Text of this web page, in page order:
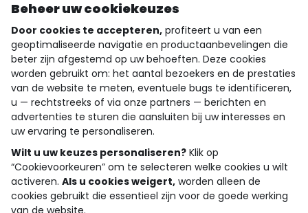
Ontdek onze applicatie
wie zijn we?
hulp nodig
loyalty club
onze catalogus
Algemene verkoop en gebruiksvoorwaarden
Beheer uw cookiekeuzes
Door cookies te accepteren, profiteert u van een
geoptimaliseerde navigatie en productaanbevelingen die
beter zijn afgestemd op uw behoeften. Deze cookies
worden gebruikt om: het aantal bezoekers en de prestaties
van de website te meten, eventuele bugs te identificeren,
u — rechtstreeks of via onze partners — berichten en
advertenties te sturen die aansluiten bij uw interesses en
uw ervaring te personaliseren.
Wilt u uw keuzes personaliseren? Klik op
“Cookievoorkeuren” om te selecteren welke cookies u wilt
activeren. Als u cookies weigert, worden alleen de
cookies gebruikt die essentieel zijn voor de goede werking
van de website.